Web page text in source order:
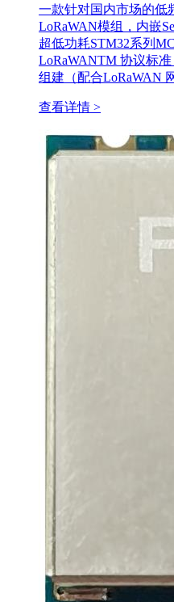
一款针对国内市场的低
LoRaWAN模组，内嵌
超低功耗STM32系列
LoRaWANTM 协议标
组建（配合LoRaWAN
查看详情 >